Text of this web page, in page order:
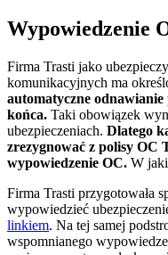
Wypowiedzenie
Firma Trasti jako
komunikacyjnych ma
automatyczne
końca. Taki obowiązek
ubezpieczeniach. Dlatego
zrezygnować z polisy OC
wypowiedzenie OC. W
Firma Trasti przygotowała
wypowiedzieć
linkiem. Na tej samej
wspomnianego